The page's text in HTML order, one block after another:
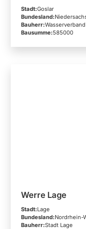
Stadt:Goslar
Bundesland:
Bauherr:
Bausumme:585000
Werre Lage
Stadt:Lage
Bundesland:Nordrhein-
Bauherr:Stadt Lage